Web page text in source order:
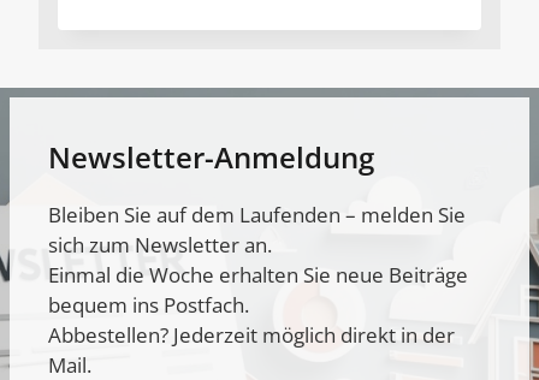
Newsletter-Anmeldung
Bleiben Sie auf dem Laufenden – melden Sie
sich zum Newsletter an.
Einmal die Woche erhalten Sie neue Beiträge
bequem ins Postfach.
Abbestellen? Jederzeit möglich direkt in der
Mail.